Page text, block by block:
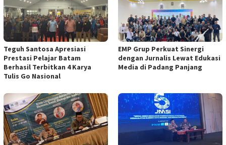
Teguh Santosa Apresiasi
Prestasi Pelajar Batam
Berhasil Terbitkan 4 Karya
Tulis Go Nasional
EMP Grup Perkuat Sinergi
dengan Jurnalis Lewat Edukasi
Media di Padang Panjang